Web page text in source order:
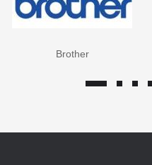
Brother